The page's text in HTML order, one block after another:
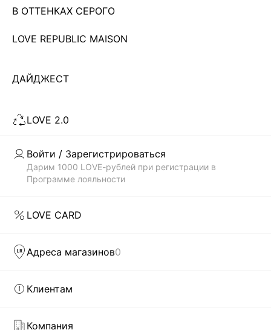
В ОТТЕНКАХ СЕРОГО
LOVE REPUBLIC MAISON
ДАЙДЖЕСТ
LOVE 2.0
Войти / Зарегистрироваться
Дарим 1000 LOVE-рублей при регистрации в
Программе лояльности
LOVE CARD
Адреса магазинов0
Клиентам
Компания
НОВИНКА
Показано 0 из 282 товаров
в AppStore
КАТАЛОГ
КОМПАНИЯ
КЛИЕНТАМ
ЛИЧНЫЙ КАБИНЕТ